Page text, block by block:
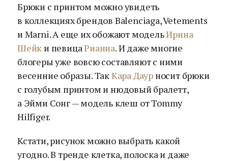
Брюки с принтом можно увидеть
в коллекциях брендов Balenciaga, Vetements
и Marni. А еще их обожают модельИрина
Шейк и певицаРианна. И даже многие
блогеры уже вовсю составляют с ними
весенние образы. ТакКара Даур носит брюки
с голубым принтом и нюдовый бралетт,
а Эйми Сонг — модель клеш от Tommy
Hilfiger.
Кстати, рисунок можно выбрать какой
угодно. В тренде клетка, полоска и даже